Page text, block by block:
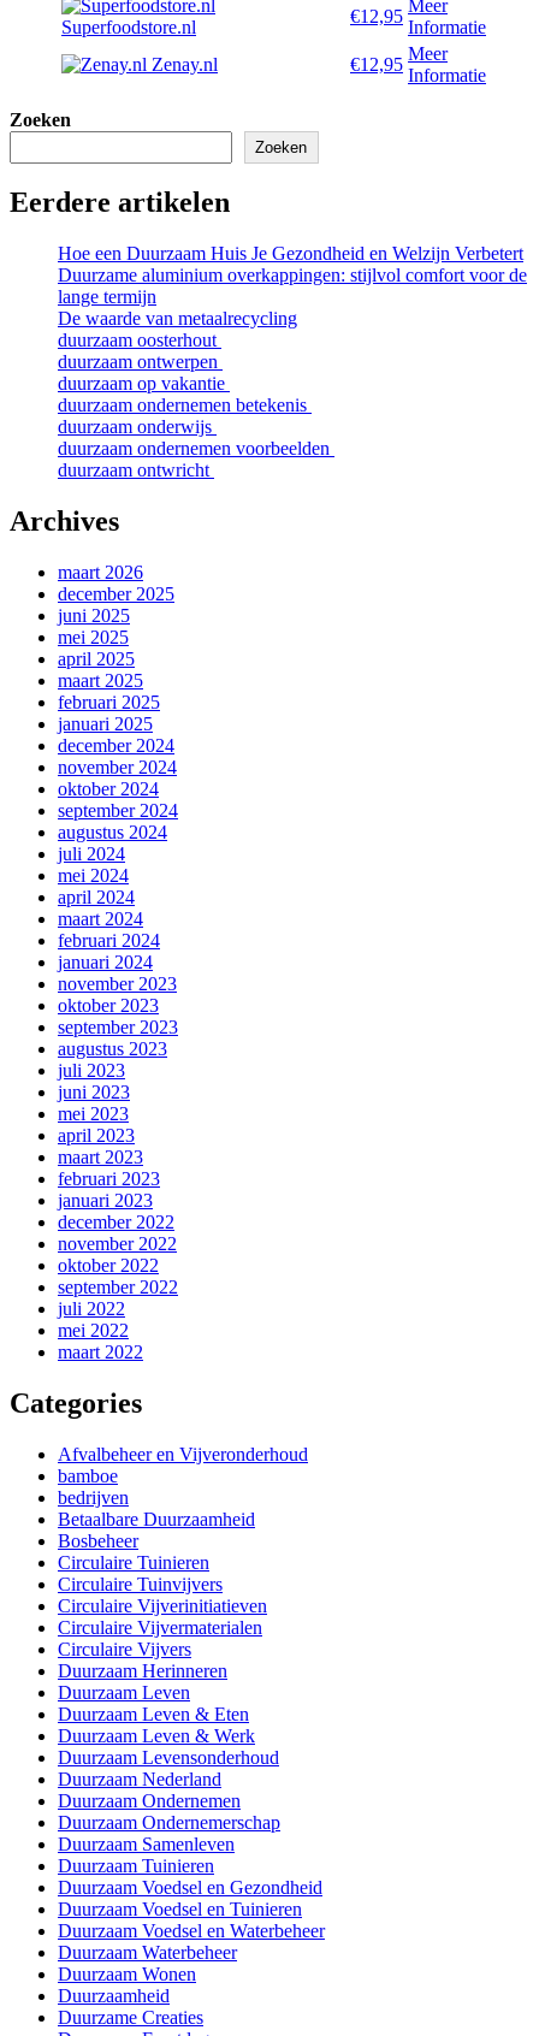
Superfoodstore.nl
€12,95
Meer
Informatie
Zenay.nl
€12,95
Meer
Informatie
Zoeken
Zoeken
Eerdere artikelen
Hoe een Duurzaam Huis Je Gezondheid en Welzijn Verbetert
Duurzame aluminium overkappingen: stijlvol comfort voor de
lange termijn
De waarde van metaalrecycling
duurzaam oosterhout
duurzaam ontwerpen
duurzaam op vakantie
duurzaam ondernemen betekenis
duurzaam onderwijs
duurzaam ondernemen voorbeelden
duurzaam ontwricht
Archives
maart 2026
december 2025
juni 2025
mei 2025
april 2025
maart 2025
februari 2025
januari 2025
december 2024
november 2024
oktober 2024
september 2024
augustus 2024
juli 2024
mei 2024
april 2024
maart 2024
februari 2024
januari 2024
november 2023
oktober 2023
september 2023
augustus 2023
juli 2023
juni 2023
mei 2023
april 2023
maart 2023
februari 2023
januari 2023
december 2022
november 2022
oktober 2022
september 2022
juli 2022
mei 2022
maart 2022
Categories
Afvalbeheer en Vijveronderhoud
bamboe
bedrijven
Betaalbare Duurzaamheid
Bosbeheer
Circulaire Tuinieren
Circulaire Tuinvijvers
Circulaire Vijverinitiatieven
Circulaire Vijvermaterialen
Circulaire Vijvers
Duurzaam Herinneren
Duurzaam Leven
Duurzaam Leven & Eten
Duurzaam Leven & Werk
Duurzaam Levensonderhoud
Duurzaam Nederland
Duurzaam Ondernemen
Duurzaam Ondernemerschap
Duurzaam Samenleven
Duurzaam Tuinieren
Duurzaam Voedsel en Gezondheid
Duurzaam Voedsel en Tuinieren
Duurzaam Voedsel en Waterbeheer
Duurzaam Waterbeheer
Duurzaam Wonen
Duurzaamheid
Duurzame Creaties